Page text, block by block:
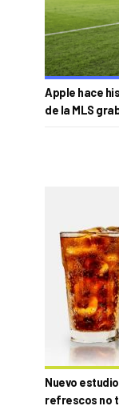
Apple hace
de la MLS
Nuevo
refrescos no